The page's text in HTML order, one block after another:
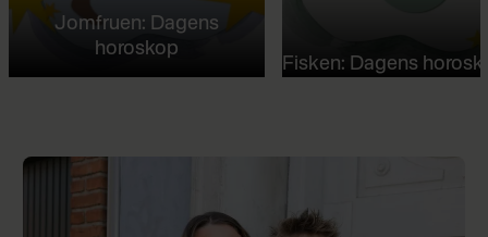
Jomfruen: Dagens
horoskop
Fisken: Dagens